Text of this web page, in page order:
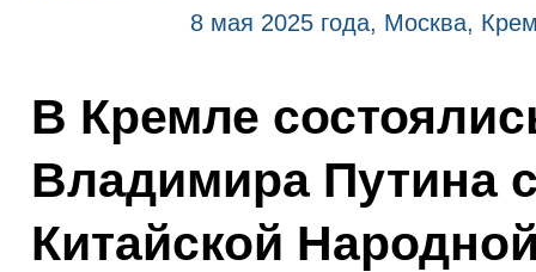
8 мая 2025 года, Москва,
В Кремле
Владимира Путина
Китайской